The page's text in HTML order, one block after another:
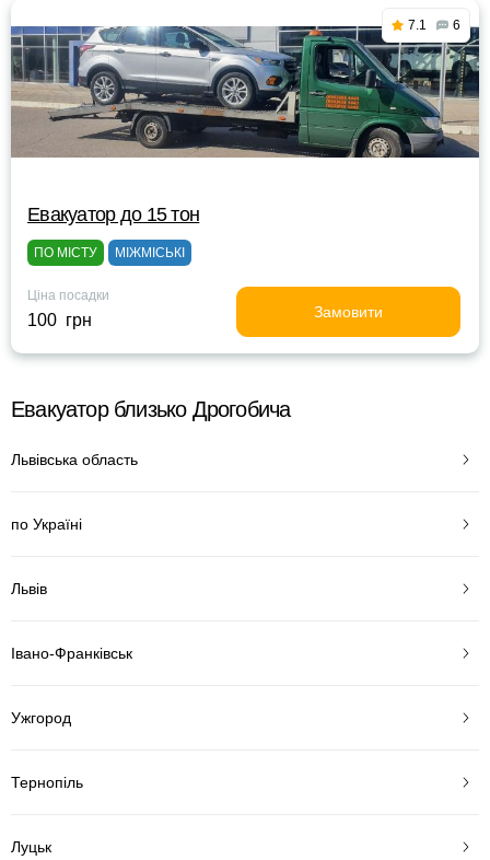
7.1 6
Евакуатор до 15 тон
ПО МІСТУ МІЖМІСЬКІ
Ціна посадки
100 грн Замовити
Евакуатор близько Дрогобича
Львівська область
по Україні
Львів
Івано-Франківськ
Ужгород
Тернопіль
Луцьк